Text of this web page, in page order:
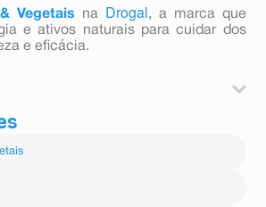
Vegetais na Drogal, a marca que
e ativos naturais para cuidar dos
e eficácia.
Carbomer, Triethanolamine,
Extract, Panthenol, Disodium EDTA,
D-Limonene, Citral.